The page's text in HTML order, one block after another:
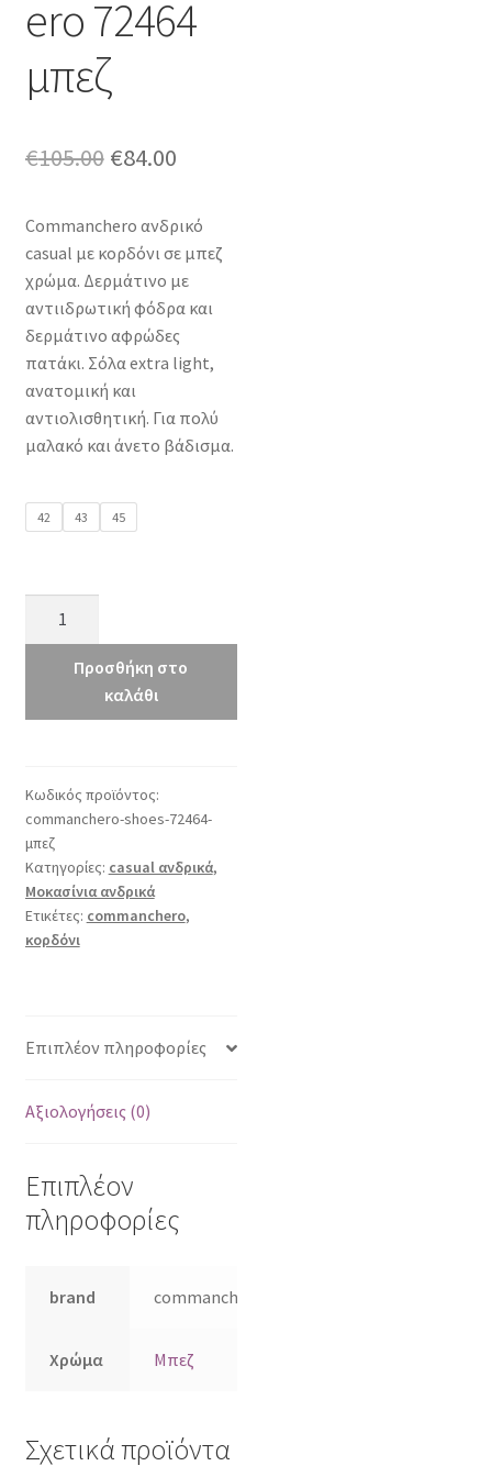
ero 72464
μπεζ
€105.00 Original
was:
€105.00.
€84.00Η
τιμή
είναι:
€84.00.
Commanchero ανδρικό
casual με κορδόνι σε μπεζ
χρώμα. Δερμάτινο με
αντιιδρωτική φόδρα και
δερμάτινο αφρώδες
πατάκι. Σόλα extra light,
ανατομική και
αντιολισθητική. Για πολύ
μαλακό και άνετο βάδισμα.
42 43 45
Προσθήκη στο
καλάθι
Κωδικός προϊόντος:
commanchero-shoes-72464-
μπεζ
Κατηγορίες: casual ανδρικά,
Μοκασίνια ανδρικά
Ετικέτες: commanchero,
κορδόνι
Επιπλέον πληροφορίες
Αξιολογήσεις (0)
Επιπλέον
πληροφορίες
brand commanchero
Χρώμα Μπεζ
Σχετικά προϊόντα